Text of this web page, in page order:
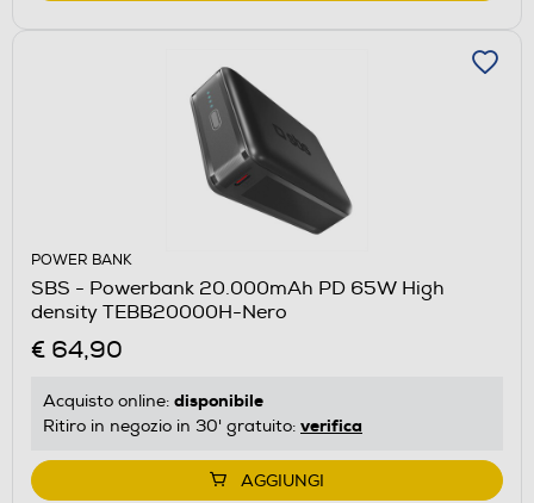
POWER BANK
SBS - Powerbank 20.000mAh PD 65W High
density TEBB20000H-Nero
€ 64,90
Acquisto online: disponibile
Ritiro in negozio in 30' gratuito: verifica
AGGIUNGI